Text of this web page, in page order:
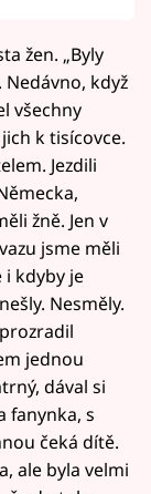
žen. „Byly
když
všechny
k tisícovce.
Jezdili
žně. Jen v
jsme měli
i kdyby je
Nesměly.
jednou
dával si
fanynka, s
čeká dítě.
ale byla velmi